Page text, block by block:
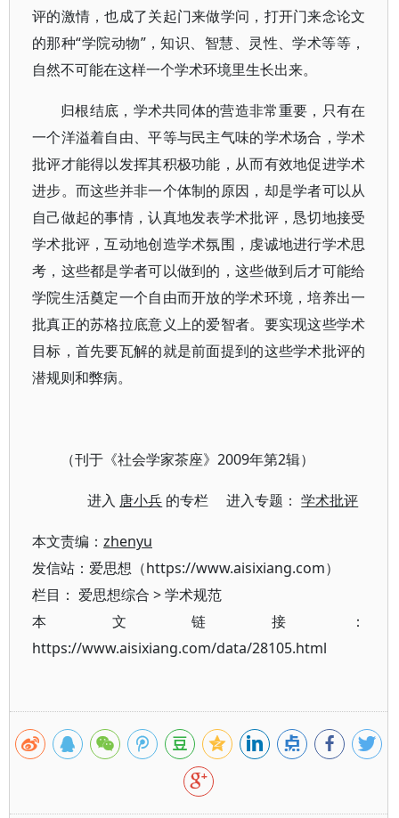
评的激情，也成了关起门来做学问，打开门来念论文
的那种“学院动物”，知识、智慧、灵性、学术等等，
自然不可能在这样一个学术环境里生长出来。
归根结底，学术共同体的营造非常重要，只有在
一个洋溢着自由、平等与民主气味的学术场合，学术
批评才能得以发挥其积极功能，从而有效地促进学术
进步。而这些并非一个体制的原因，却是学者可以从
自己做起的事情，认真地发表学术批评，恳切地接受
学术批评，互动地创造学术氛围，虔诚地进行学术思
考，这些都是学者可以做到的，这些做到后才可能给
学院生活奠定一个自由而开放的学术环境，培养出一
批真正的苏格拉底意义上的爱智者。要实现这些学术
目标，首先要瓦解的就是前面提到的这些学术批评的
潜规则和弊病。
（刊于《社会学家茶座》2009年第2辑）
进入 唐小兵 的专栏 进入专题：学术批评
本文责编： zhenyu
发信站：爱思想（https://www.aisixiang.com）
栏目： 爱思想综合 >学术规范
本文链接：
https://www.aisixiang.com/data/28105.html